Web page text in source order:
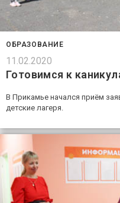
ОБРАЗОВАНИЕ
11.02.2020
Готовимся к
В Прикамье начался приём
детские лагеря.